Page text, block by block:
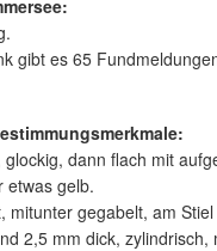
gibt es 65
dann flach mit
etwas gelb.
mitunter gegabelt, am
2,5 mm dick,